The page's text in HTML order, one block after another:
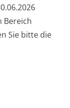
Bereich
Sie bitte die